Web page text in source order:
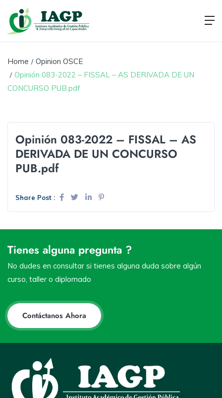
Home
Opinion OSCE
Opinión 083-2022 – FISSAL – AS DERIVADA DE UN
CONCURSO PUB.pdf
Opinión 083-2022 – FISSAL – AS
DERIVADA DE UN CONCURSO
PUB.pdf
Share Post :
Tienes alguna pregunta ?
No dudes en consultar si tienes alguna duda sobre algún
curso, taller o diplomado
Contáctanos Ahora